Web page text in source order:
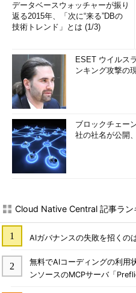
データベースウォッチャーが振り
返る2015年、「次に“来る”DBの
技術トレンド」とは (1/3)
ESET ウイルス
ンキング攻撃の
ブロックチェー
社の社名が公開
Cloud Native Central 記事ラン
AIガバナンスの失敗を招くの
無料でAIコーディングの利
ンソースのMCPサーバ「